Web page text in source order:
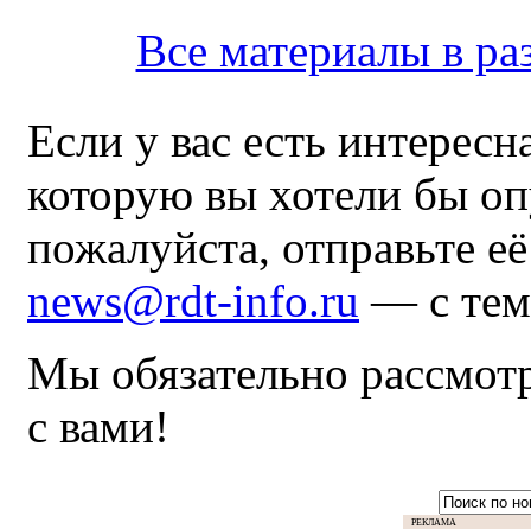
Все материалы в
Если у вас есть
которую вы хотели бы
пожалуйста, отправьте
news@rdt-info.ru — с
Мы обязательно
с вами!
РЕКЛАМА